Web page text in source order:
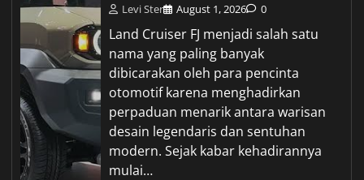
Levi Ster August 1, 2026 0
Land Cruiser FJ menjadi salah satu
nama yang paling banyak
dibicarakan oleh para pencinta
otomotif karena menghadirkan
perpaduan menarik antara warisan
desain legendaris dan sentuhan
modern. Sejak kabar kehadirannya
mulai…